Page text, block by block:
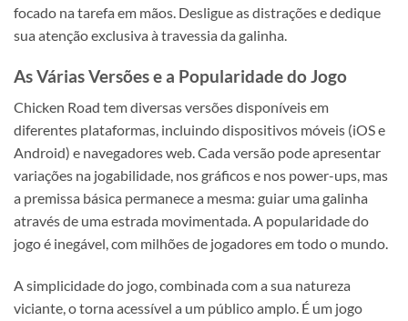
focado na tarefa em mãos. Desligue as distrações e dedique
sua atenção exclusiva à travessia da galinha.
As Várias Versões e a Popularidade do Jogo
Chicken Road tem diversas versões disponíveis em
diferentes plataformas, incluindo dispositivos móveis (iOS e
Android) e navegadores web. Cada versão pode apresentar
variações na jogabilidade, nos gráficos e nos power-ups, mas
a premissa básica permanece a mesma: guiar uma galinha
através de uma estrada movimentada. A popularidade do
jogo é inegável, com milhões de jogadores em todo o mundo.
A simplicidade do jogo, combinada com a sua natureza
viciante, o torna acessível a um público amplo. É um jogo